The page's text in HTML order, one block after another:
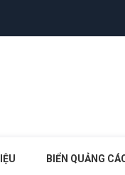
BIỂN QUẢNG